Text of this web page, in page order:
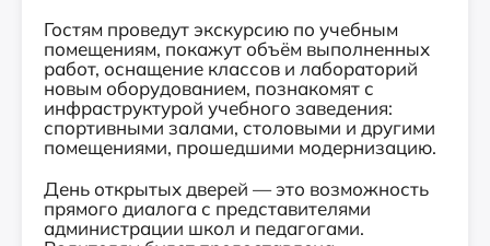
Гостям проведут экскурсию по учебным
помещениям, покажут объём выполненных
работ, оснащение классов и лабораторий
новым оборудованием, познакомят с
инфраструктурой учебного заведения:
спортивными залами, столовыми и другими
помещениями, прошедшими модернизацию.
День открытых дверей — это возможность
прямого диалога с представителями
администрации школ и педагогами.